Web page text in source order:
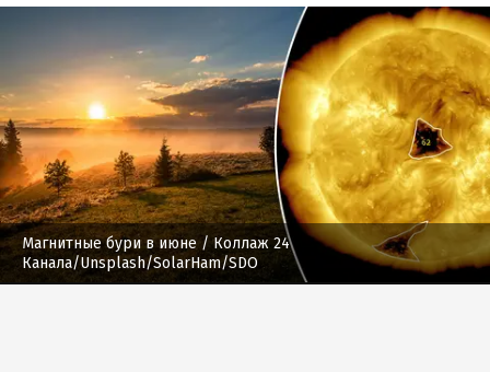
Магнитные бури в июне / Коллаж 24
Канала/Unsplash/SolarHam/SDO